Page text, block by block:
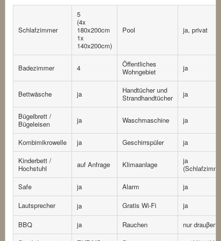
Schlafzimmer
5
(4x
180x200cm
1x
140x200cm)
Pool ja, privat
Badezimmer 4
Öffentliches
Wohngebiet
ja
Bettwäsche ja
Handtücher und
Strandhandtücher
ja
Bügelbrett /
Bügeleisen
ja Waschmaschine ja
Kombimikrowelle ja Geschirrspüler
ja
Kinderbett /
Hochstuhl
auf Anfrage Klimaanlage
ja
Safe
ja Alarm
ja
Lautsprecher
ja Gratis Wi-Fi ja
BBQ ja Rauchen
nur drauβen